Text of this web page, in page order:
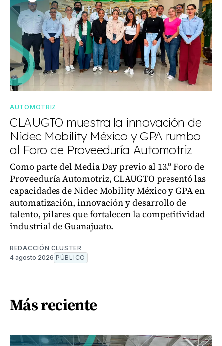
AUTOMOTRIZ
CLAUGTO muestra la innovación de
Nidec Mobility México y GPA rumbo
al Foro de Proveeduría Automotriz
Como parte del Media Day previo al 13.º Foro de
Proveeduría Automotriz, CLAUGTO presentó las
capacidades de Nidec Mobility México y GPA en
automatización, innovación y desarrollo de
talento, pilares que fortalecen la competitividad
industrial de Guanajuato.
REDACCIÓN CLUSTER
4 agosto 2026 PÚBLICO
Más reciente